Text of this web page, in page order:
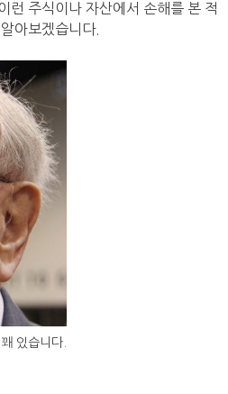
런 주식이나 자산에서 손해를 본 적
아보겠습니다.
있습니다.